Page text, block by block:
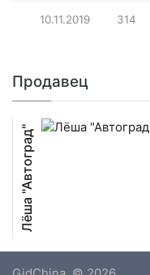
10.11.2019 314
Продавец
Лёша "Автоград"